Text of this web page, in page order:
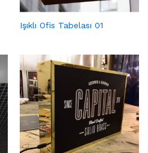
Işıklı Ofis Tabelası 01